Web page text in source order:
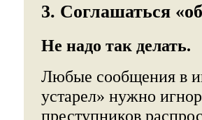
3. Соглашаться
Не надо так делать.
Любые сообщения в
устарел» нужно
преступников